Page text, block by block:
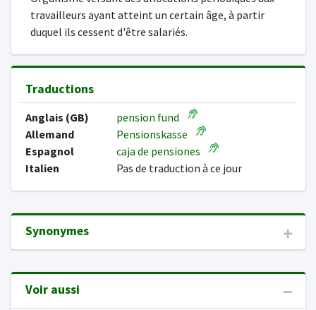
travailleurs ayant atteint un certain âge, à partir
duquel ils cessent d'être salariés.
Traductions
Anglais (GB)
pension fund
Allemand
Pensionskasse
Espagnol
caja de pensiones
Italien
Pas de traduction à ce jour
Synonymes
Voir aussi